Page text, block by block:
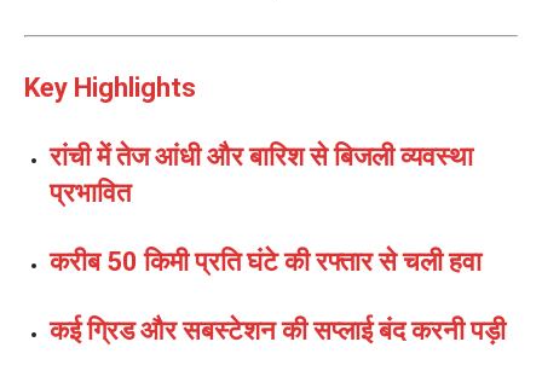
Key Highlights
रांची में तेज आंधी और बारिश से बिजली व्यवस्था
प्रभावित
करीब 50 किमी प्रति घंटे की रफ्तार से चली हवा
कई ग्रिड और सबस्टेशन की सप्लाई बंद करनी पड़ी